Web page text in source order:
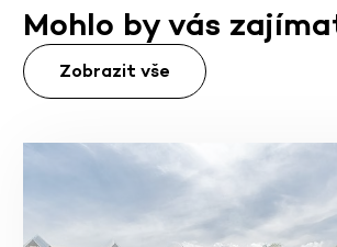
Mohlo by vás
Zobrazit vše